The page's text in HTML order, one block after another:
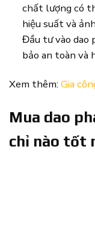
chất lượng có
hiệu suất và
Đầu tư vào dao
bảo an toàn và
Xem thêm: Gia
Mua dao
chỉ nào tốt